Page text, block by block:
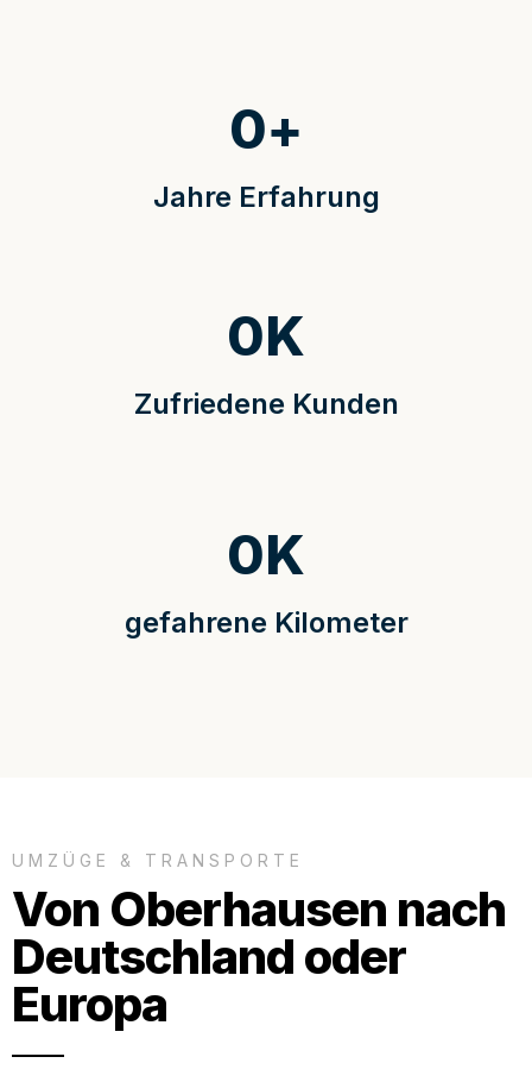
Jahre Erfahrung
0+
Zufriedene Kunden
0K
gefahrene Kilometer
0K
UMZÜGE & TRANSPORTE
Von Oberhausen nach
Deutschland oder
Europa